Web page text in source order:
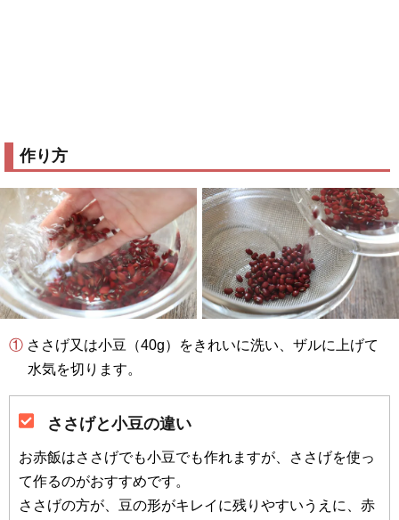
作り方
① ささげ又は小豆（40g）をきれいに洗い、ザルに上げて
水気を切ります。
ささげと小豆の違い
お赤飯はささげでも小豆でも作れますが、ささげを使っ
て作るのがおすすめです。
ささげの方が、豆の形がキレイに残りやすいうえに、赤